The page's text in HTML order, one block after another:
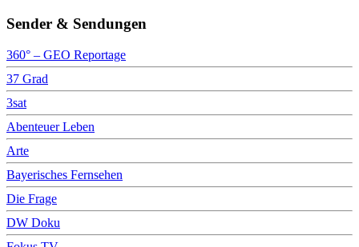
Sender & Sendungen
360° – GEO Reportage
37 Grad
3sat
Abenteuer Leben
Arte
Bayerisches Fernsehen
Die Frage
DW Doku